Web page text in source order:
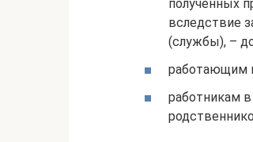
полученных
вследствие
(службы), –
работающим
работникам в